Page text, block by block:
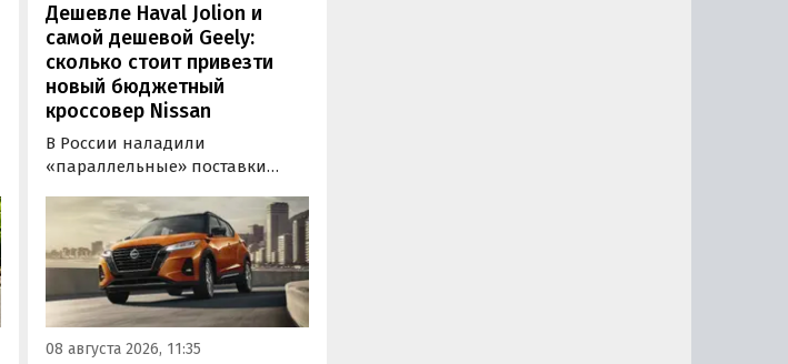
Дешевле Haval Jolion и
самой дешевой Geely:
сколько стоит привезти
новый бюджетный
кроссовер Nissan
В России наладили
«параллельные» поставки
Nissan Kicks, которые
официально продаются в
Китае, США, на Ближнем
Востоке и в Юго-Восточной
Азии. В основном к нам
попадают машины китайской
сборки, стоящие на одном из
08 августа 2026, 11:35